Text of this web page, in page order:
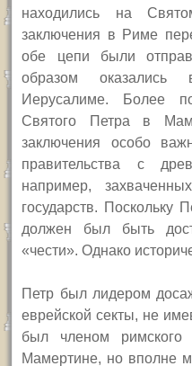
находились на
заключения в Риме
обе цепи были
образом оказались
Иерусалиме. Более
Святого Петра в
заключения особо
правительства с
например,
государств.
должен был быть
«чести». Однако
Петр был лидером
еврейской секты, не
был членом
Мамертине, но вполне